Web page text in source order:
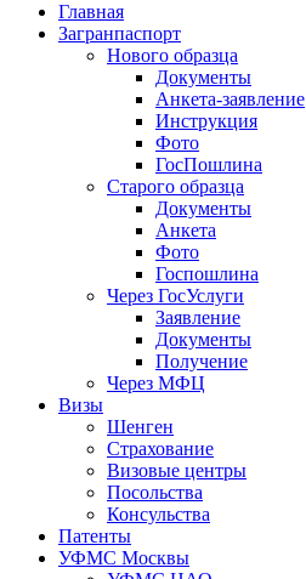
Главная
Загранпаспорт
Нового образца
Документы
Анкета-заявление
Инструкция
Фото
ГосПошлина
Старого образца
Документы
Анкета
Фото
Госпошлина
Через ГосУслуги
Заявление
Документы
Получение
Через МФЦ
Визы
Шенген
Страхование
Визовые центры
Посольства
Консульства
Патенты
УФМС Москвы